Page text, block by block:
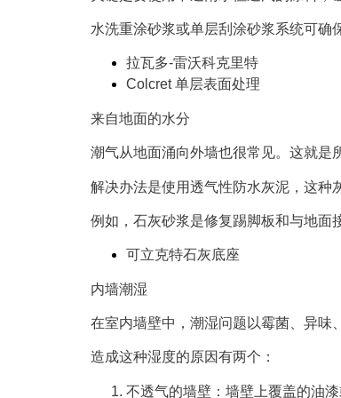
水洗重涂砂浆或单层刮涂砂浆系统可确
拉瓦多-雷沃科克里特
Colcret 单层表面处理
来自地面的水分
潮气从地面涌向外墙也很常见。这就是
解决办法是使用透气性防水灰泥，这种
例如， 石灰砂浆是修复踢脚板和与地面
可立克特石灰底座
内墙潮湿
在室内墙壁中，潮湿问题以霉菌、异味
造成这种湿度的原因有两个：
不透气的墙壁 ：墙壁上覆盖的油